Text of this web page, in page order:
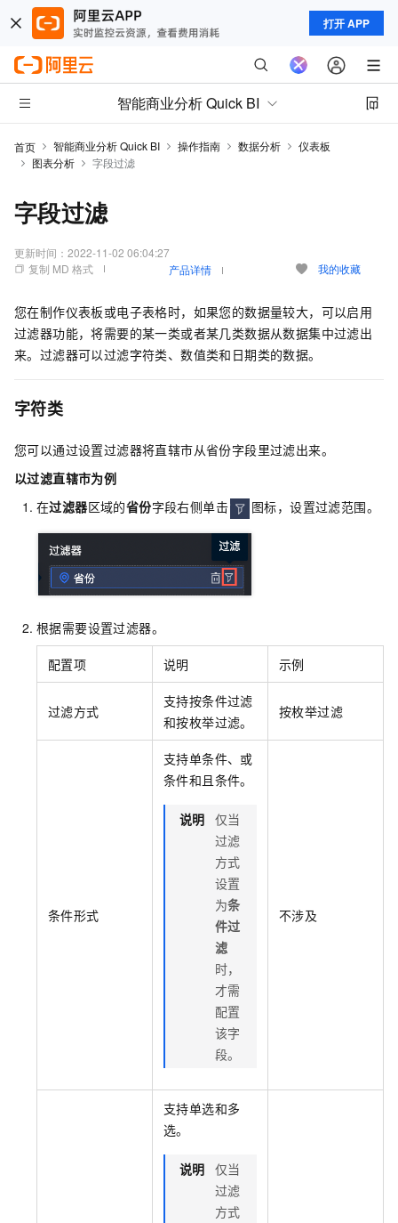
打开 APP
智能商业分析 Quick BI
首页 智能商业分析 Quick BI 操作指南 数据分析
仪表板
图表分析
字段过滤
字段过滤
更新时间： 2022-11-02 06:04:27
复制 MD 格式
产品详情 我的收藏
您在制作仪表板或电子表格时，如果您的数据量较大，可以启用
过滤器功能，将需要的某一类或者某几类数据从数据集中过滤出
来。过滤器可以过滤字符类、数值类和日期类的数据。
字符类
您可以通过设置过滤器将直辖市从省份字段里过滤出来。
以过滤直辖市为例
在过滤器区域的省份字段右侧单击 图标，设置过滤范围。
根据需要设置过滤器。
配置项 说明 示例
过滤方式
支持按条件过滤
和按枚举过滤。
按枚举过滤
条件形式
支持单条件、或
条件和且条件。
说明 仅当
过滤
方式
设置
为条
件过
滤
时，
才需
配置
该字
段。
不涉及
支持单选和多
选。
说明 仅当
过滤
方式